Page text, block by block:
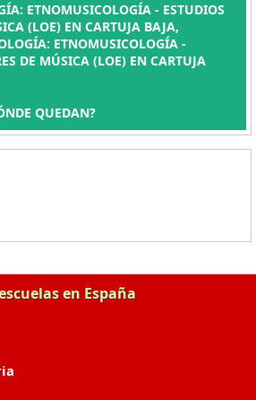
ETNOMUSICOLOGÍA - ESTUDIOS
(LOE) EN CARTUJA BAJA,
ETNOMUSICOLOGÍA -
DE MÚSICA (LOE) EN CARTUJA
QUEDAN?
en España